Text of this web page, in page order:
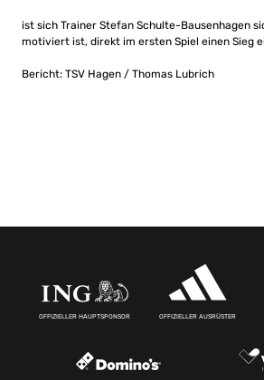
ist sich Trainer Stefan Schulte-Bausenhagen
motiviert ist, direkt im ersten Spiel einen Sieg
Bericht: TSV Hagen / Thomas Lubrich
OFFIZIELLER HAUPTSPONSOR OFFIZIELLER AUSRÜSTER